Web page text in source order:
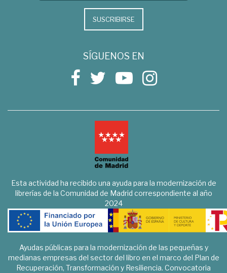
SUSCRIBIRSE
SÍGUENOS EN
Esta actividad ha recibido una ayuda para la modernización de
librerías de la Comunidad de Madrid correspondiente al año
2024
Ayudas públicas para la modernización de las pequeñas y
medianas empresas del sector del libro en el marco del Plan de
Recuperación, Transformación y Resiliencia. Convocatoria